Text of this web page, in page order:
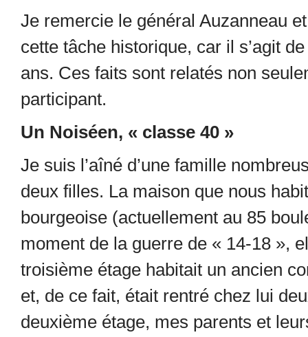
Je remercie le général Auzanneau
cette tâche historique, car il s’agit
ans. Ces faits sont relatés non
participant.
Un Noiséen, « classe 40 »
Je suis l’aîné d’une famille
deux filles. La maison que nous
bourgeoise (actuellement au 85
moment de la guerre de « 14-18 »,
troisième étage habitait un ancien
et, de ce fait, était rentré chez lui
deuxième étage, mes parents et